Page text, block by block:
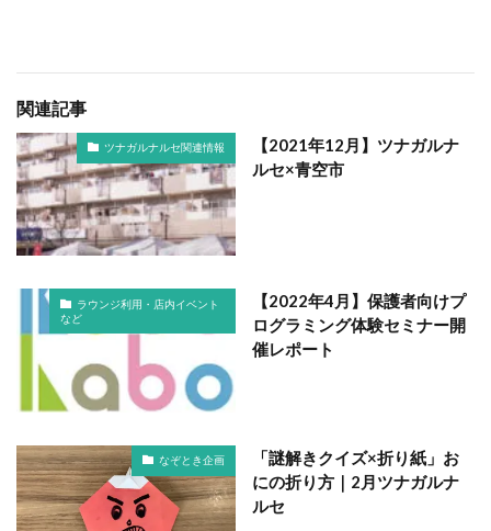
関連記事
ツナガルナルセ関連情報
【2021年12月】ツナガルナ
ルセ×青空市
ラウンジ利用・店内イベント
など
【2022年4月】保護者向けプ
ログラミング体験セミナー開
催レポート
なぞとき企画
「謎解きクイズ×折り紙」お
にの折り方｜2月ツナガルナ
ルセ